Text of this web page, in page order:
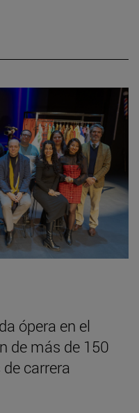
ópera en el
de más de 150
carrera